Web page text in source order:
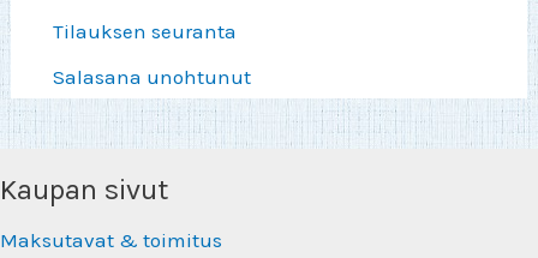
Tilauksen seuranta
Salasana unohtunut
Kaupan sivut
Maksutavat & toimitus